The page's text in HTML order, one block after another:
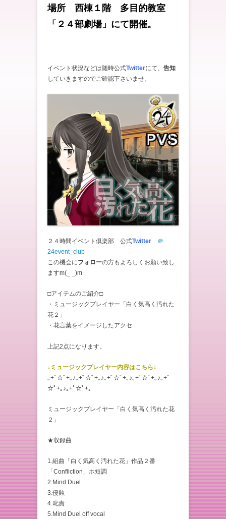
場所 西棟１階 多目的教室
「２４部劇場」にて開催。
イベント状況などは随時公式Twitterにて、 告知
していきますのでご確認下さいませ。
２４時間イベント倶楽部 公式Twitter
＠
24event_club
この機会にフォローの方もよろしくお願い致し
ますm(_ _)m
□アイテムのご紹介□
・ミュージックプレイヤー「白く気高く汚れた
花２」
・花言葉をイメージしたアクセ
上記2点になります。
↓ミュージックプレイヤー内容はこちら↓
｡+ﾟ☆ﾟ+｡♪｡+ﾟ☆ﾟ+｡♪｡+ﾟ☆ﾟ+｡♪｡+ﾟ☆ﾟ+｡♪｡+ﾟ
☆ﾟ+｡♪｡+ﾟ☆ﾟ+｡
ミュージックプレイヤー「白く気高く汚れた花
２」
★収録曲
1.組曲「白く気高く汚れた花」作品２番
「Confliction」ホ短調
2.Mind Duel
3.侵蝕
4.叱責
5.Mind Duel off vocal